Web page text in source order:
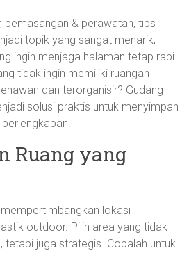
pemasangan & perawatan, tips
topik yang sangat menarik,
ingin menjaga halaman tetap rapi
tidak ingin memiliki ruangan
dan terorganisir? Gudang
solusi praktis untuk menyimpan
Ruang yang
lokasi
outdoor. Pilih area yang tidak
tetapi juga strategis. Cobalah untuk